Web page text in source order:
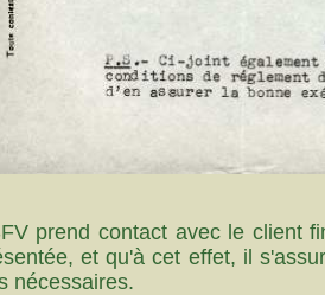
prend contact avec le client
et qu'à cet effet, il
nécessaires.